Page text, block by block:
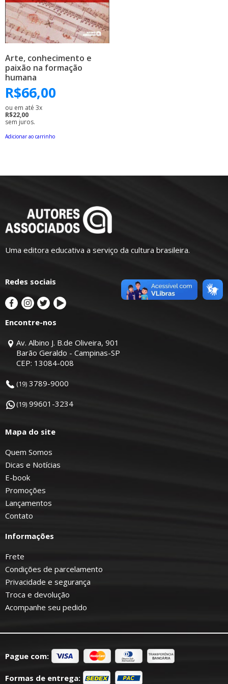
Arte, conhecimento e
paixão na formação
humana
R$66,00
ou em até 3x
R$22,00
sem juros.
Adicionar ao carrinho
Uma editora educativa a serviço da cultura brasileira.
Redes sociais
Encontre-nos
Av. Albino J. B.de Oliveira, 901
Barão Geraldo - Campinas-SP
CEP: 13084-008
(19) 3789-9000
(19) 99601-3234
Mapa do site
Quem Somos
Dicas e Notícias
E-book
Promoções
Lançamentos
Contato
Informações
Frete
Condições de parcelamento
Privacidade e segurança
Troca e devolução
Acompanhe seu pedido
Pague com:
Formas de entrega: